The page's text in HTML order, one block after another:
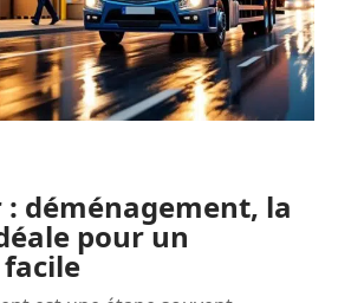
déménagement, la
pour un